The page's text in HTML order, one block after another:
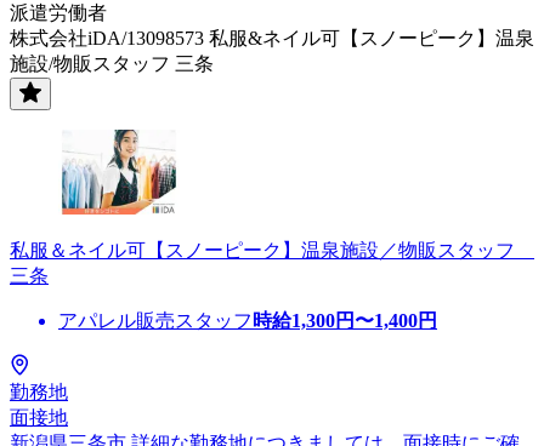
派遣労働者
株式会社iDA/13098573 私服&ネイル可【スノーピーク】温泉
施設/物販スタッフ 三条
私服＆ネイル可【スノーピーク】温泉施設／物販スタッフ
三条
アパレル販売スタッフ 時給1,300円〜1,400円
勤務地
面接地